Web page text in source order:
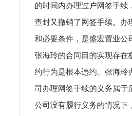
的时间内办理过户网签手续
查封又撤销了网签手续。办
和必要条件，是盛宏置业公
张海玲的合同目的实现存在
约行为是根本违约。张海玲
司办理网签手续的义务属于
公司没有履行义务的情况下